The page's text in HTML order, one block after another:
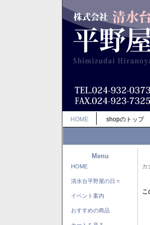
HOME shopのトップ
Menu
HOME
清水台平野屋の日々
イベント案内
おすすめの商品
カ
こ